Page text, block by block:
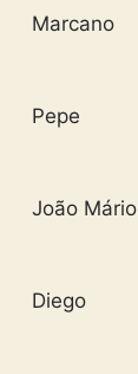
Marcano
Pepe
João Mário
Diego